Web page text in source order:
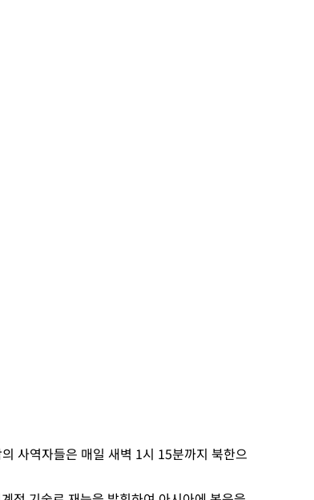
사역자들은 매일 새벽 1시 15분까지 북한으